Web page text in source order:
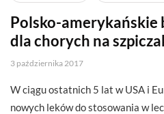
Polsko-amerykańskie
dla chorych na
3 października 2017
W ciągu ostatnich 5 lat w USA i
nowych leków do stosowania w